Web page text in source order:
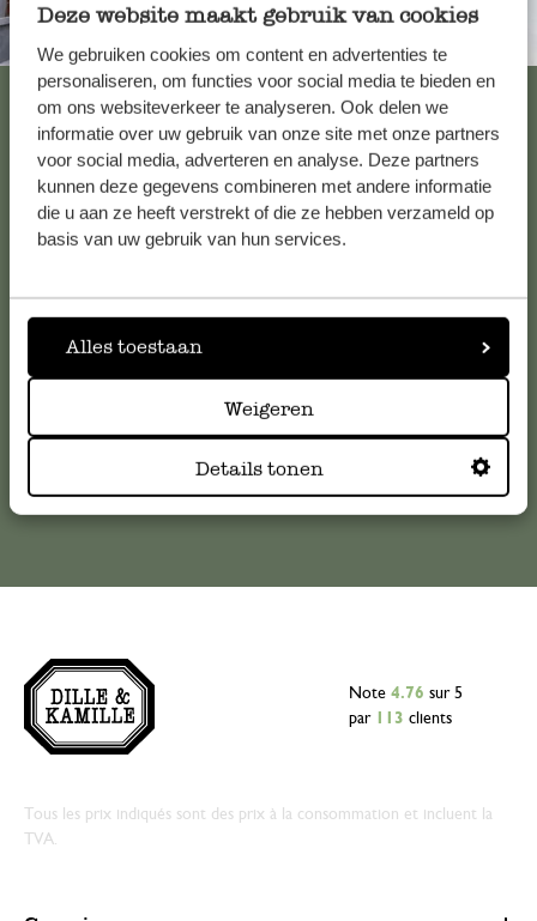
Deze website maakt gebruik van cookies
We gebruiken cookies om content en advertenties te
personaliseren, om functies voor social media te bieden en
om ons websiteverkeer te analyseren. Ook delen we
informatie over uw gebruik van onze site met onze partners
voor social media, adverteren en analyse. Deze partners
kunnen deze gegevens combineren met andere informatie
die u aan ze heeft verstrekt of die ze hebben verzameld op
basis van uw gebruik van hun services.
Alles toestaan
Weigeren
Details tonen
Toujours à proximité
Voir les 62 magasins
Service clientèle
nos réponses auxquestions les plus fréquemment posées.
Note 4.76 sur 5
par
113 clients
Tous les prix indiqués sont des prix à la consommation et incluent la
TVA.